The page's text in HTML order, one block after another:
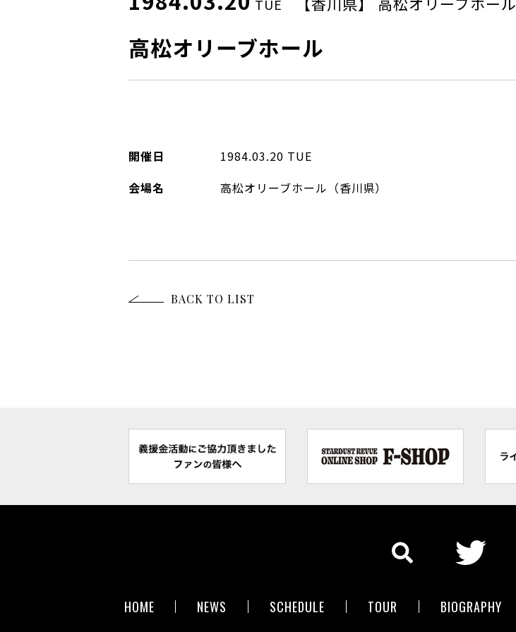
TUE
高松オリーブホール
開催日 1984.03.20 TUE
会場名
高松オリーブホール（香川県）
BACK TO LIST
HOME NEWS SCHEDULE TOUR BIOGRAPHY